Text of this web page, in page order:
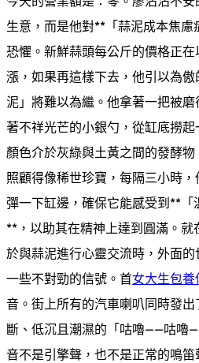
生意，而是他對**「蒜泥成本焦慮
恐懼。新鮮蒜頭每公斤的價格正在
漲，如果再這樣下去，他引以為傲
泥」將難以為繼。他拿著一把被
著不祥光芒的小銀勺，從缸底撈起
顏色介於灰綠與土黃之間的發酵物
照顧得像稀世珍寶，每隔三小時
彈一下缸邊，確保它能感受到**「
**，以助其在精神上達到圓滿。就
於與蒜泥進行心靈交流時，外面的
一些不對勁的信號。首女大生包養
音。街上所有的汽車喇叭同時發
斷、低沉且潮濕的「咕嚕——咕嚕
音不是引擎聲，也不是正常的鳴